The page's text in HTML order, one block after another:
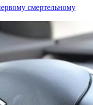
смертельному